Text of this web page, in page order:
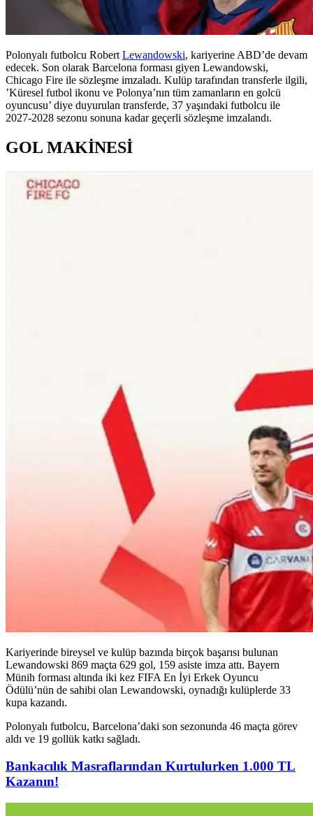
Polonyalı futbolcu Robert Lewandowski, kariyerine ABD’de devam
edecek. Son olarak Barcelona forması giyen Lewandowski,
Chicago Fire ile sözleşme imzaladı. Kulüp tarafından transferle ilgili,
’Küresel futbol ikonu ve Polonya’nın tüm zamanların en golcü
oyuncusu’ diye duyurulan transferde, 37 yaşındaki futbolcu ile
2027-2028 sezonu sonuna kadar geçerli sözleşme imzalandı.
GOL MAKİNESİ
Kariyerinde bireysel ve kulüp bazında birçok başarısı bulunan
Lewandowski 869 maçta 629 gol, 159 asiste imza attı. Bayern
Münih forması altında iki kez FIFA En İyi Erkek Oyuncu
Ödülü’nün de sahibi olan Lewandowski, oynadığı kulüplerde 33
kupa kazandı.
Polonyalı futbolcu, Barcelona’daki son sezonunda 46 maçta görev
aldı ve 19 gollük katkı sağladı.
Bankacılık Masraflarından Kurtulurken 1.000 TL
Kazanın!